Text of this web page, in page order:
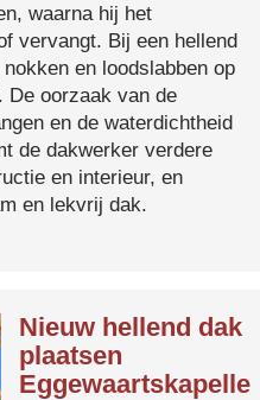
waarna hij het
vervangt. Bij een hellend
en loodslabben op
De oorzaak van de
en de waterdichtheid
de dakwerker verdere
en interieur, en
en lekvrij dak.
Nieuw hellend dak
plaatsen
Eggewaartskapelle